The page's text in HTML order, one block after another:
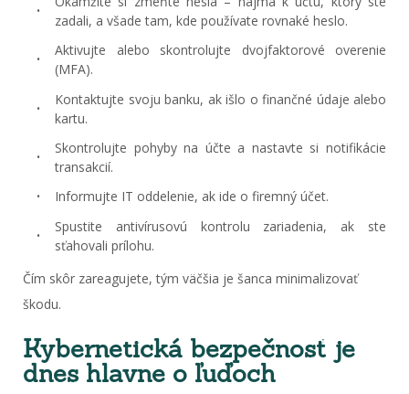
zadali, a všade tam, kde používate rovnaké heslo.
Aktivujte alebo skontrolujte dvojfaktorové overenie
(MFA).
Kontaktujte svoju banku, ak išlo o finančné údaje alebo
kartu.
Skontrolujte pohyby na účte a nastavte si notifikácie
transakcií.
Informujte IT oddelenie, ak ide o firemný účet.
Spustite antivírusovú kontrolu zariadenia, ak ste
sťahovali prílohu.
Čím skôr zareagujete, tým väčšia je šanca minimalizovať
škodu.
Kybernetická bezpečnosť je
dnes hlavne o ľuďoch